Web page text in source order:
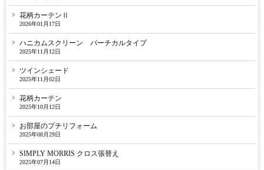
花柄カーテンⅡ
2026年01月17日
ハニカムスクリーン バーチカルタイプ
2025年11月12日
ツインシェード
2025年11月02日
花柄カーテン
2025年10月12日
お部屋のプチリフォーム
2025年08月29日
SIMPLY MORRIS クロス張替え
2025年07月14日